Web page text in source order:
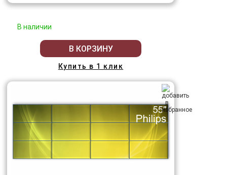
В наличии
В КОРЗИНУ
Купить в 1 клик